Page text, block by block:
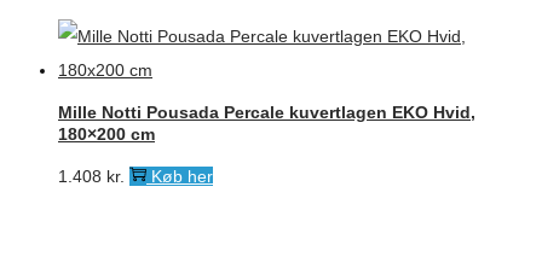
Mille Notti Pousada Percale kuvertlagen EKO Hvid,
180×200 cm
1.408 kr. Køb her